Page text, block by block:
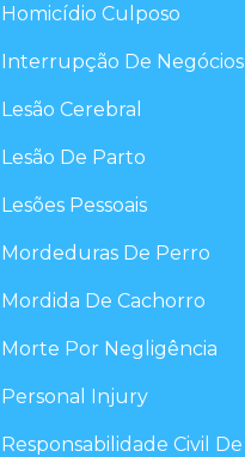
Homicídio Culposo
Interrupção De Negócios
Lesão Cerebral
Lesão De Parto
Lesões Pessoais
Mordeduras De Perro
Mordida De Cachorro
Morte Por Negligência
Personal Injury
Responsabilidade Civil De